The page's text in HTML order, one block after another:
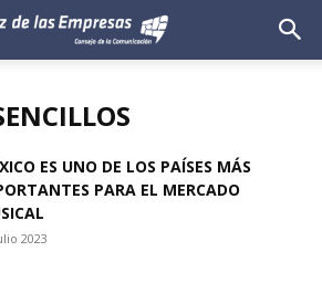
ES UNO DE LOS PAÍSES MÁS
PARA EL MERCADO
2023